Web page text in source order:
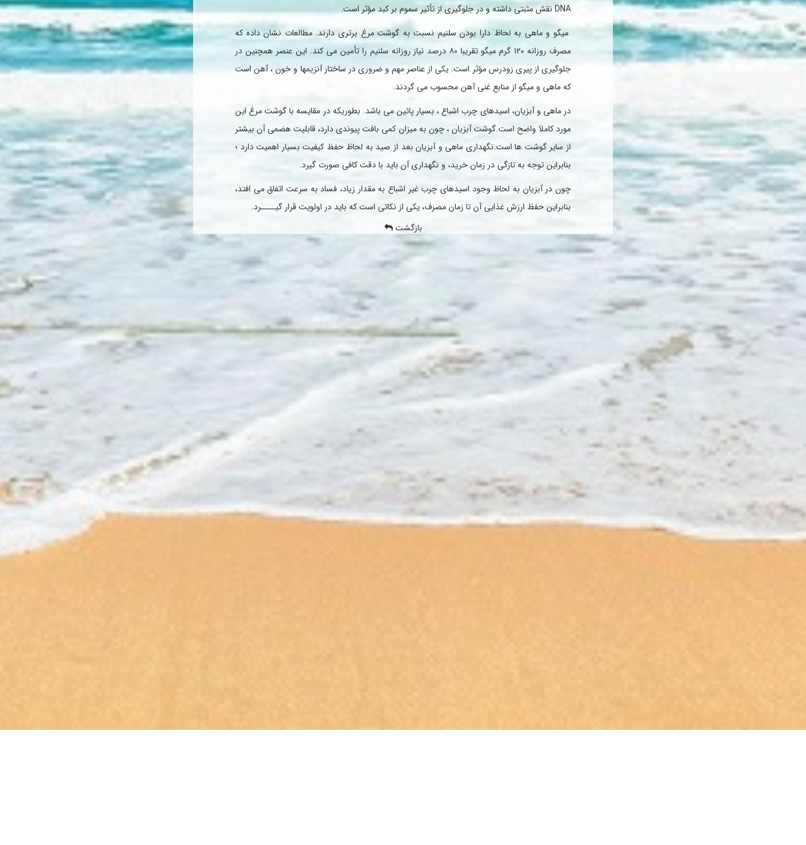
DNA نقش مثبتی داشته و در جلوگیری از تأثیر سموم بر كبد مؤثر است.
میگو و ماهی به لحاظ دارا بودن سلنیم نسبت به گوشت مرغ برتری دارند. مطالعات نشان داده كه
مصرف روزانه ۱۲۰ گرم میگو تقریبا ۸۰ درصد نیاز روزانه سلنیم را تأمین می كند. این عنصر همچنین در
جلوگیری از پیری زودرس مؤثر است. یكی از عناصر مهم و ضروری در ساختار آنزیمها و خون ، آهن است
كه ماهی و میگو از منابع غنی آهن محسوب می گردند.
در ماهی و آبزیان، اسیدهای چرب اشباع ، بسیار پائین می باشد. بطوریكه در مقایسه با گوشت مرغ این
مورد كاملاَ واضح است.گوشت آبزیان ، چون به میزان كمی بافت پیوندی دارد، قابلیت هضمی آن بیشتر
از سایر گوشت ها است.نگهداری ماهی و آبزیان بعد از صید به لحاظ حفظ كیفیت بسیار اهمیت دارد ؛
بنابراین توجه به تازگی در زمان خرید، و نگهداری آن باید با دقت كافی صورت گیرد.
چون در آبزیان به لحاظ وجود اسیدهای چرب غیر اشباع به مقدار زیاد، فساد به سرعت اتفاق می افتد،
بنابراین حفظ ارزش غذایی آن تا زمان مصرف، یكی از نكاتی است كه باید در اولویت قرار گیــــرد.
بازگشت